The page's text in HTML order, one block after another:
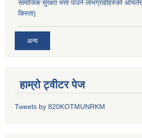
सामाजिक सुरक्षाा भत्ता पाउने लाभग्राहीहरुको
किस्ता)
अन्य
हाम्रो ट्वीटर पेज
Tweets by 820KOTMUNRKM